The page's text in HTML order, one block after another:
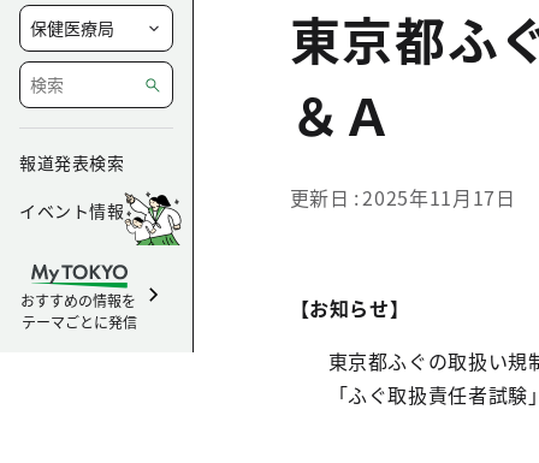
報道発表検索
イベント情報
おすすめの情報を
テーマごとに発信
東京都ふ
＆Ａ
更新日 2025年11月17日
【お知らせ】
東京都ふぐの取扱い
「ふぐ取扱責任者試